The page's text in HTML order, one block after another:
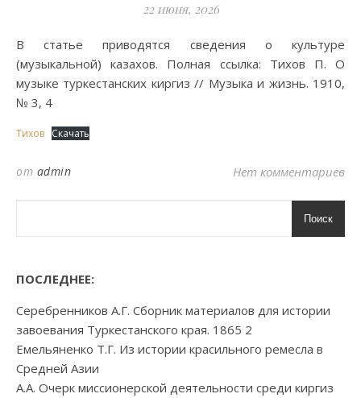
22 июня, 2026
В статье приводятся сведения о культуре
(музыкальной) казахов. Полная ссылка: Тихов П. О
музыке туркестанских киргиз // Музыка и жизнь. 1910,
№ 3, 4
Тихов Скачать
от admin Нет комментариев
Поиск
ПОСЛЕДНЕЕ:
Серебренников А.Г. Сборник материалов для истории
завоевания Туркестанского края. 1865 2
Емельяненко Т.Г. Из истории красильного ремесла в
Средней Азии
А.А. Очерк миссионерской деятельности среди киргиз